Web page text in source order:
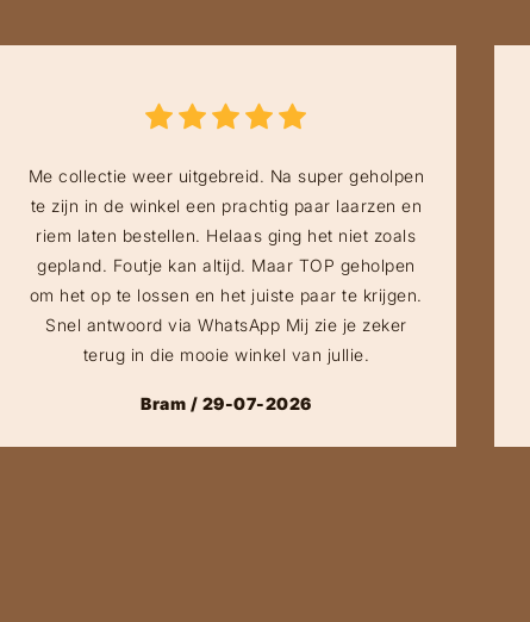
Me collectie weer uitgebreid. Na super geholpen
te zijn in de winkel een prachtig paar laarzen en
riem laten bestellen. Helaas ging het niet zoals
gepland. Foutje kan altijd. Maar TOP geholpen
om het op te lossen en het juiste paar te krijgen.
Snel antwoord via WhatsApp Mij zie je zeker
terug in die mooie winkel van jullie.
Bram / 29-07-2026